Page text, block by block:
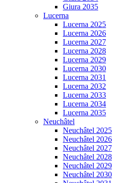
Giura 2035
Lucerna
Lucerna 2025
Lucerna 2026
Lucerna 2027
Lucerna 2028
Lucerna 2029
Lucerna 2030
Lucerna 2031
Lucerna 2032
Lucerna 2033
Lucerna 2034
Lucerna 2035
Neuchâtel
Neuchâtel 2025
Neuchâtel 2026
Neuchâtel 2027
Neuchâtel 2028
Neuchâtel 2029
Neuchâtel 2030